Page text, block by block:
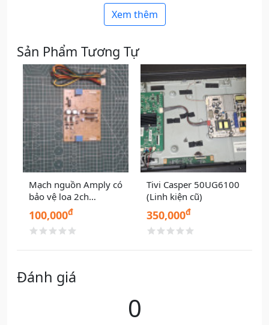
Xem thêm
Sản Phẩm Tương Tự
Tivi Casper 50UG6100
(Linh kiện cũ)
350,000đ
Bơm áp máy lọc nước
RO KANGAROO
750,000đ
Đánh giá
0